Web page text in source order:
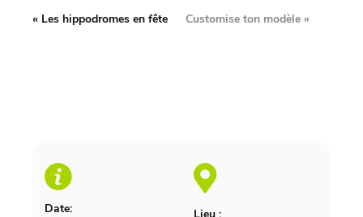
Date:
Lieu :
« Les hippodromes en fête Customise ton modèle »